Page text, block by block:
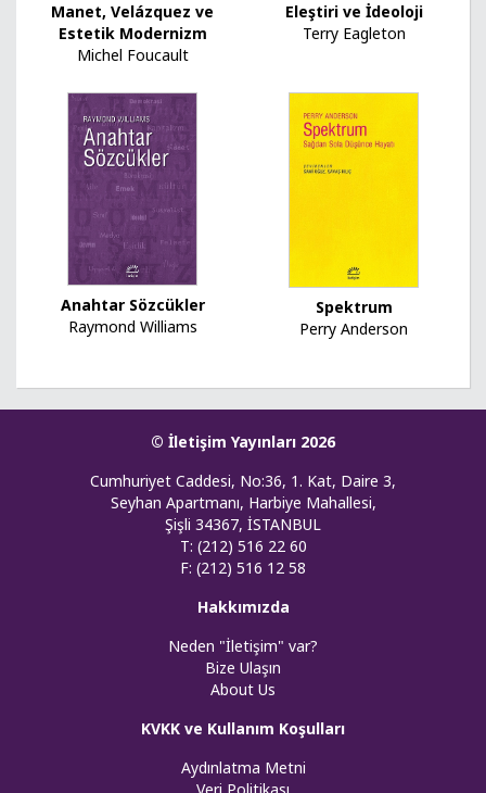
Manet, Velázquez ve
Estetik Modernizm
Michel Foucault
Eleştiri ve İdeoloji
Terry Eagleton
Anahtar Sözcükler
Raymond Williams
Spektrum
Perry Anderson
© İletişim Yayınları 2026
Cumhuriyet Caddesi, No:36, 1. Kat, Daire 3,
Seyhan Apartmanı, Harbiye Mahallesi,
Şişli 34367, İSTANBUL
T: (212) 516 22 60
F: (212) 516 12 58
Hakkımızda
Neden "İletişim" var?
Bize Ulaşın
About Us
KVKK ve Kullanım Koşulları
Aydınlatma Metni